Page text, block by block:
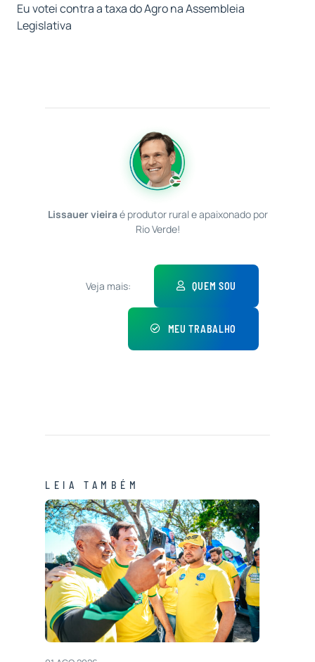
Eu votei contra a taxa do Agro na Assembleia
Legislativa
Lissauer vieiraé produtor rural e apaixonado por
Rio Verde!
Veja mais: QUEM SOU
MEU TRABALHO
LEIA TAMBÉM